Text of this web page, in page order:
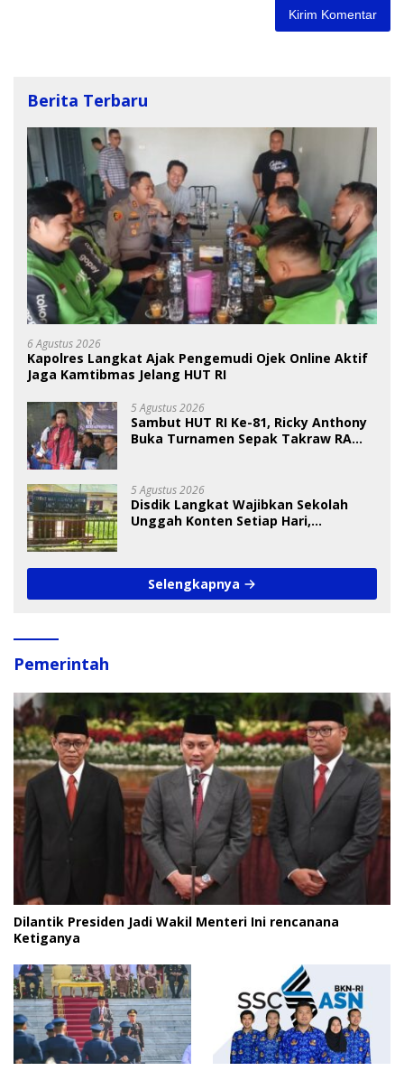
Berita Terbaru
6 Agustus 2026
Kapolres Langkat Ajak Pengemudi Ojek Online Aktif
Jaga Kamtibmas Jelang HUT RI
5 Agustus 2026
Sambut HUT RI Ke-81, Ricky Anthony
Buka Turnamen Sepak Takraw RA
5 Agustus 2026
Disdik Langkat Wajibkan Sekolah
Unggah Konten Setiap Hari,
Selengkapnya
Pemerintah
Dilantik Presiden Jadi Wakil Menteri Ini rencanana
Ketiganya